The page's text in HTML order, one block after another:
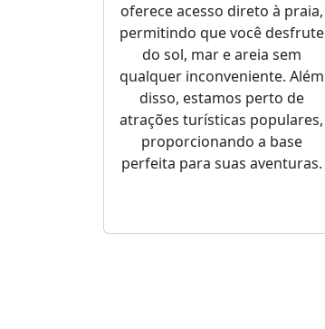
oferece acesso direto à praia,
permitindo que você desfrute
do sol, mar e areia sem
qualquer inconveniente. Além
disso, estamos perto de
atrações turísticas populares,
proporcionando a base
perfeita para suas aventuras.